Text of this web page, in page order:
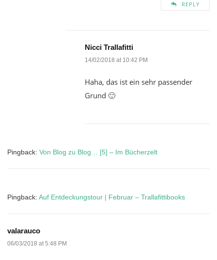
REPLY
Nicci Trallafitti
14/02/2018 at 10:42 PM
Haha, das ist ein sehr passender
Grund 🙂
Pingback: Von Blog zu Blog… [5] – Im Bücherzelt
Pingback: Auf Entdeckungstour | Februar – Trallafittibooks
valarauco
06/03/2018 at 5:48 PM